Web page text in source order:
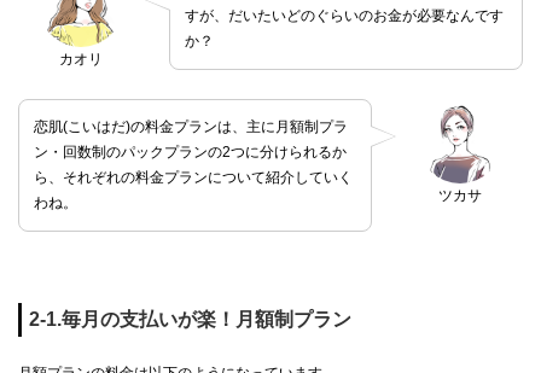
カオリ
すが、だいたいどのぐらいのお金が必要なんです
か？
ツカサ
恋肌(こいはだ)の料金プランは、主に月額制プラ
ン・回数制のパックプランの2つに分けられるか
ら、それぞれの料金プランについて紹介していく
わね。
2-1.毎月の支払いが楽！月額制プラン